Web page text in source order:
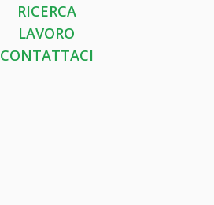
RICERCA
LAVORO
CONTATTACI